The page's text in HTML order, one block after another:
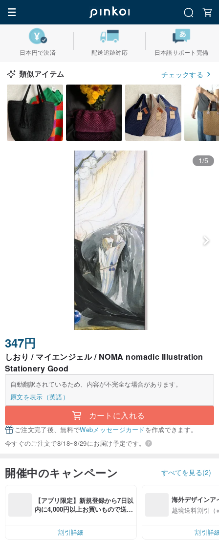
日本円で決済 配送追跡対応 日本語サポート完備
類似アイテム チェックする
1/5
347円
しおり / マイエンジェル / NOMA nomadic Illustration
Stationery Good
自動翻訳されているため、内容が不完全な場合があります。
原文を表示（英語）
カートに入れる
ご注文完了後、無料でWebメッセージカードを作成できます。
今すぐのご注文で8/18~8/29にお届け予定です。
開催中のキャンペーン すべてを見る(2)
【アプリ限定】新規登録から7日以
内に4,000円以上お買いもので送料
割引詳細
海外デザインア
入
越境送料割引（
割引詳